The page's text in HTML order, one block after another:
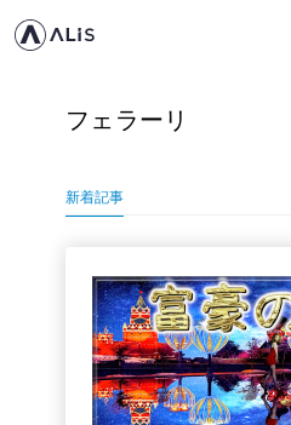
フェラーリ
新着記事